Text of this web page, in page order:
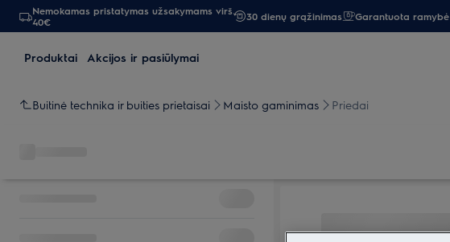
Nemokamas pristatymas užsakymams virš
40€
30 dienų grąžinimas Garantuota ramybė
Produktai Akcijos ir pasiūlymai
Buitinė technika ir buities prietaisai Maisto gaminimas Priedai